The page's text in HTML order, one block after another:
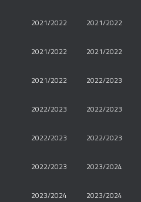
2021/2022 2021/2022
2021/2022 2021/2022
2021/2022 2022/2023
2022/2023 2022/2023
2022/2023 2022/2023
2022/2023 2023/2024
2023/2024 2023/2024